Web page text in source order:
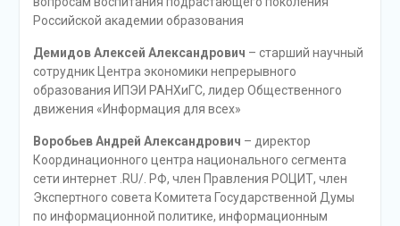
Российской академии образования
Демидов Алексей Александрович – старший научный
сотрудник Центра экономики непрерывного
образования ИПЭИ РАНХиГС, лидер Общественного
движения «Информация для всех»
Воробьев Андрей Александрович – директор
Координационного центра национального сегмента
сети интернет .RU/. РФ, член Правления РОЦИТ, член
Экспертного совета Комитета Государственной Думы
по информационной политике, информационным